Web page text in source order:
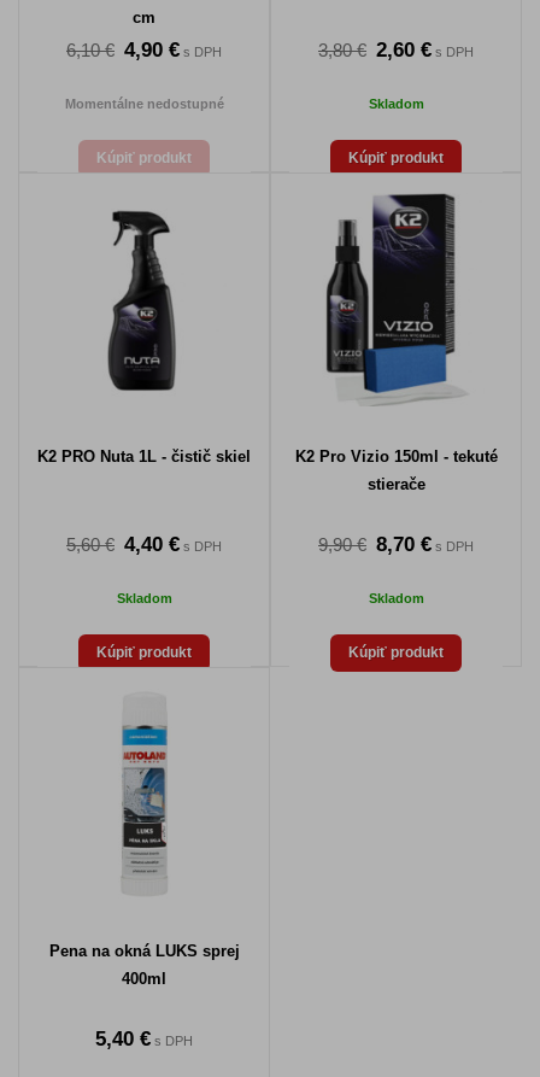
cm
6,10 € 4,90 € s DPH
Momentálne nedostupné
Kúpiť produkt
3,80 € 2,60 € s DPH
Skladom
Kúpiť produkt
K2 PRO Nuta 1L - čistič skiel
5,60 € 4,40 € s DPH
Skladom
Kúpiť produkt
K2 Pro Vizio 150ml - tekuté
stierače
9,90 € 8,70 € s DPH
Skladom
Kúpiť produkt
Pena na okná LUKS sprej
400ml
5,40 € s DPH